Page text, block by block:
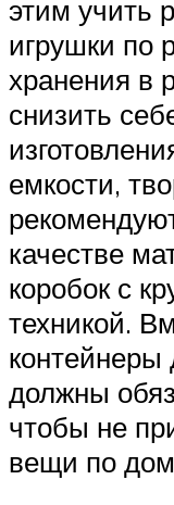
этим учить
игрушки по
хранения в
снизить
емкости,
качестве
коробок с
техникой.
контейнеры
должны
чтобы не
вещи по